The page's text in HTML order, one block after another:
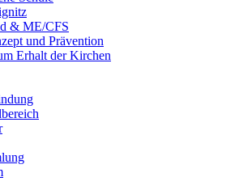
& ME/CFS
und Prävention
Erhalt der Kirchen